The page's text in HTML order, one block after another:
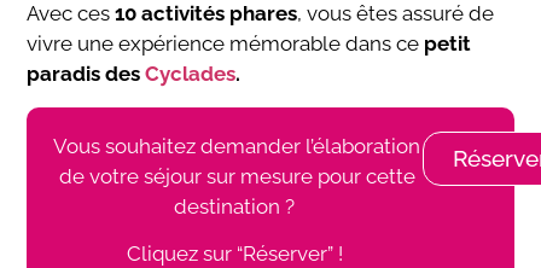
Avec ces10 activités phares, vous êtes assuré de
vivre une expérience mémorable dans ce petit
paradis desCyclades.
Vous souhaitez demander l’élaboration
de votre séjour sur mesure pour cette
destination ?
Cliquez sur “Réserver” !